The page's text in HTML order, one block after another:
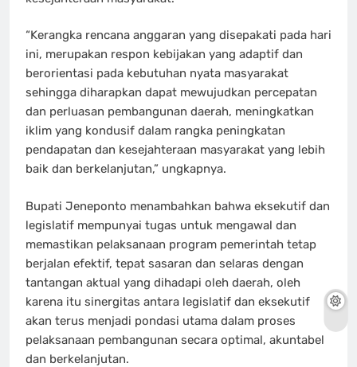
“Kerangka rencana anggaran yang disepakati pada hari
ini, merupakan respon kebijakan yang adaptif dan
berorientasi pada kebutuhan nyata masyarakat
sehingga diharapkan dapat mewujudkan percepatan
dan perluasan pembangunan daerah, meningkatkan
iklim yang kondusif dalam rangka peningkatan
pendapatan dan kesejahteraan masyarakat yang lebih
baik dan berkelanjutan,” ungkapnya.
Bupati Jeneponto menambahkan bahwa eksekutif dan
legislatif mempunyai tugas untuk mengawal dan
memastikan pelaksanaan program pemerintah tetap
berjalan efektif, tepat sasaran dan selaras dengan
tantangan aktual yang dihadapi oleh daerah, oleh
karena itu sinergitas antara legislatif dan eksekutif
akan terus menjadi pondasi utama dalam proses
pelaksanaan pembangunan secara optimal, akuntabel
dan berkelanjutan.